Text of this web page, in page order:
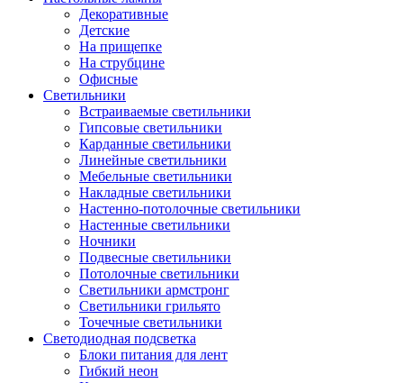
Декоративные
Детские
На прищепке
На струбцине
Офисные
Светильники
Встраиваемые светильники
Гипсовые светильники
Карданные светильники
Линейные светильники
Мебельные светильники
Накладные светильники
Настенно-потолочные светильники
Настенные светильники
Ночники
Подвесные светильники
Потолочные светильники
Светильники армстронг
Светильники грильято
Точечные светильники
Светодиодная подсветка
Блоки питания для лент
Гибкий неон